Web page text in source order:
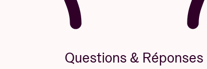
Questions & Réponses